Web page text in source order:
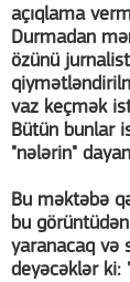
açıqlama
Durmadan
özünü
vaz keçmək
Bütün bunlar
"nələrin"
Bu məktəbə
bu
yaranacaq və
deyəcəklər ki: